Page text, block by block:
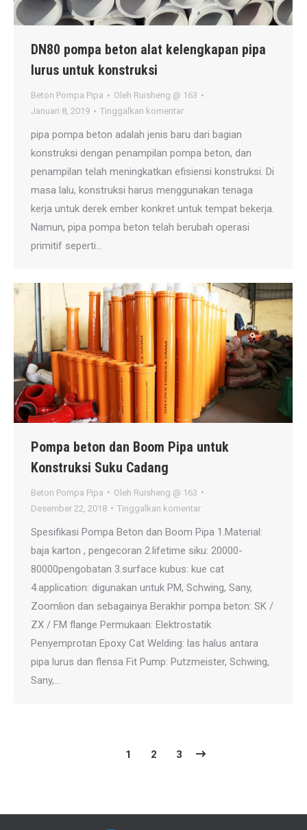
DN80 pompa beton alat kelengkapan pipa
lurus untuk konstruksi
Beton Pompa Pipa Oleh Ruisheng @ 163
Januari 8, 2019
Tinggalkan komentar
pipa pompa beton adalah jenis baru dari bagian
konstruksi dengan penampilan pompa beton, dan
penampilan telah meningkatkan efisiensi konstruksi. Di
masa lalu, konstruksi harus menggunakan tenaga
kerja untuk derek ember konkret untuk tempat bekerja.
Namun, pipa pompa beton telah berubah operasi
primitif seperti…
Pompa beton dan Boom Pipa untuk
Konstruksi Suku Cadang
Beton Pompa Pipa Oleh Ruisheng @ 163
Desember 22, 2018
Tinggalkan komentar
Spesifikasi Pompa Beton dan Boom Pipa 1.Material:
baja karton , pengecoran 2.lifetime siku: 20000-
80000pengobatan 3.surface kubus: kue cat
4.application: digunakan untuk PM, Schwing, Sany,
Zoomlion dan sebagainya Berakhir pompa beton: SK /
ZX / FM flange Permukaan: Elektrostatik
Penyemprotan Epoxy Cat Welding: las halus antara
pipa lurus dan flensa Fit Pump: Putzmeister, Schwing,
Sany,…
1 2 3